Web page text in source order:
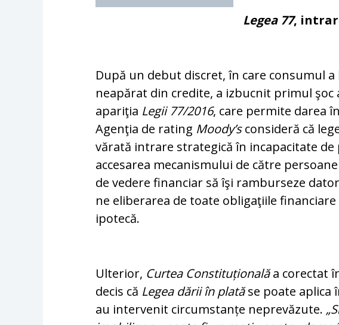
Legea 77,
După un debut discret, în care consumul
neapărat din credite, a izbucnit primul şoc
apariţia Legii 77/2016, care permite darea
Agenţia de rating Moody’scon­sideră că
vărată intrare strategică în incapacitate
accesarea meca­nis­mului de către
de vedere financiar să îşi ram­burseze
ne eliberarea de toate obligaţiile
ipotecă.
Ulterior, Curtea Constituționalăa co­rec­tat
decis că Legea dării în platăse poate aplica
au intervenit cir­cumstanțe neprevăzute.